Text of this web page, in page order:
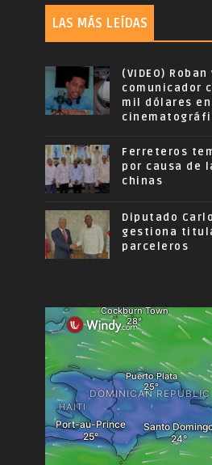
LAS MÁS LEÍDAS
(VIDEO)
comunicador
mil dólares
Ferreteros
por causa de
chinas
Diputado
gestiona
parceleros